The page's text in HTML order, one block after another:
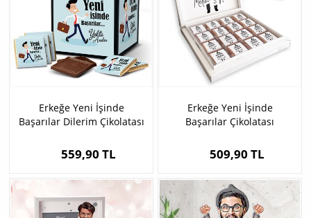
Erkeğe Yeni İşinde
Başarılar Dilerim Çikolatası
559,90 TL
Erkeğe Yeni İşinde
Başarılar Çikolatası
509,90 TL